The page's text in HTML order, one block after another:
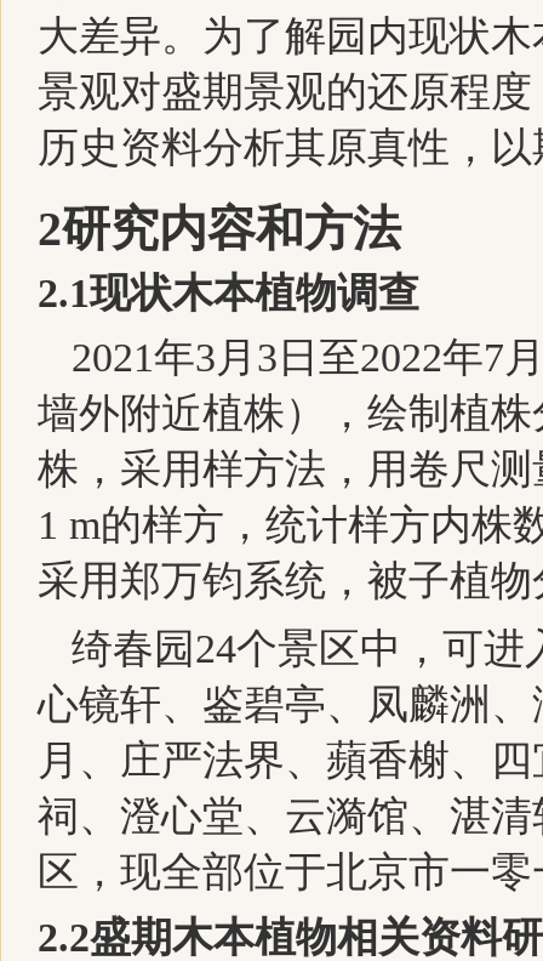
大差异。为了解园内现状
景观对盛期景观的还原程
历史资料分析其原真性，
2研究内容和方法
2.1现状木本植物调查
2021年3月 3 日 至2022年7
墙外附近植株），绘制植
株，采用样方法，用卷尺
1 m的样方，统计样方内株
采用郑万钧系统，被子植
绮春园24个景区中，可进
心镜轩、鉴碧亭、凤麟洲
月、庄严法界、蘋香榭、
祠、澄心堂、云漪馆、湛
区，现全部位于北京市一
2.2盛期木本植物相关资料